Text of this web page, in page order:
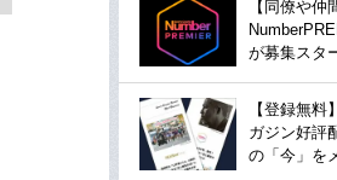
【同僚や仲
が募集スタ
【登録無料
ガジン好評
の「今」を